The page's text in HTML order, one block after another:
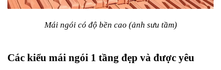
Mái ngói có độ bền cao (ảnh sưu tầm)
Các kiểu mái ngói 1 tầng đẹp và được yêu